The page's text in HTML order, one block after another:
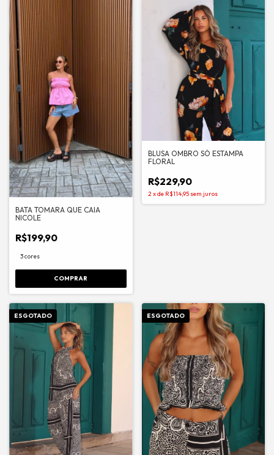
BATA TOMARA QUE CAIA
NICOLE
R$199,90
3 cores
COMPRAR
BLUSA OMBRO SÓ ESTAMPA
FLORAL
R$229,90
2xde R$114,95 sem juros
ESGOTADO ESGOTADO